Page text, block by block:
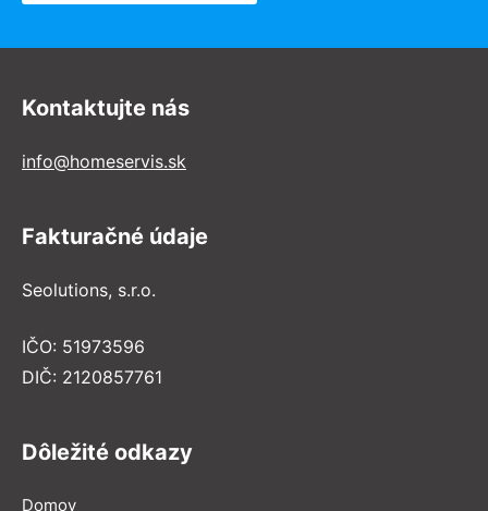
Kontaktujte nás
info@homeservis.sk
Fakturačné údaje
Seolutions, s.r.o.
IČO: 51973596
DIČ: 2120857761
Dôležité odkazy
Domov